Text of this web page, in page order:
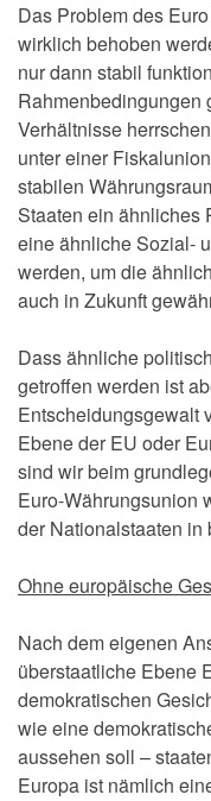
Das Problem des
wirklich behoben
nur dann stabil
Rahmenbedingungen
Verhältnisse
unter einer
stabilen
Staaten ein ähnliches
eine ähnliche Sozial-
werden, um die
auch in Zukunft
Dass ähnliche
getroffen werden ist
Entscheidungsgewalt
Ebene der EU oder
sind wir beim
Euro-Währungsunion
der Nationalstaaten in
Ohne europäische
Nach dem eigenen
überstaatliche Ebene
demokratischen
wie eine
aussehen soll –
Europa ist nämlich